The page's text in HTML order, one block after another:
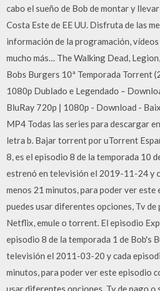
cabo el sueño de Bob de montar y
Costa Este de EE UU. Disfruta de las
información de la programación,
mucho más… The Walking Dead,
Bobs Burgers 10ª Temporada Torrent
1080p Dublado e Legendado –
BluRay 720p | 1080p - Download -
MP4 Todas las series para descargar
letra b. Bajar torrent por uTorrent
8, es el episodio 8 de la temporada 10
estrenó en televisión el 2019-11-24 y
menos 21 minutos, para poder ver
puedes usar diferentes opciones, Tv
Netflix, emule o torrent. El episodio
episodio 8 de la temporada 1 de Bob's
televisión el 2011-03-20 y cada
minutos, para poder ver este episodio
usar diferentes opciones, Tv de pago